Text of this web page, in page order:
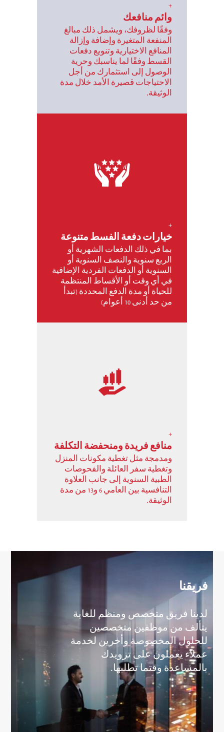
+
وائم منافعك
وفقًا لظروفك، ويشمل ذلك مبالغ
المنفعة المتغيرة وإضافة وإزالة
المنافع الاختيارية وتنويع دفعات
القسط وفقًا لما يناسبك وحرية
الوصول إلى استثمارك من أجل
الاحتياجات قصيرة الأمد خلال مدة
الوثيقة.
+
خيارات دفعة الفسط متنوعة
بما في ذلك الدفعات الشهرية أو
الربع سنوية والنصف السنوية أو
السنوية أو الدفعات الفردية الإضافية
في أي وقت أو الأقساط المنتظمة
للحياة أو مدة الدفع المحددة (تبدأ
من حد أدنى 10 أعوام)
+
منافع فريدة ومنحفضة التكلفة
ومدمجة مثل تغطية مكونات المنزل
وتغطية سفر العائلة والفحوصات
الطبية السنوية إلى جانب العلاوة
التنافسية بين العامي 6 و13 من مدة
الوثيقة.
فريقنا
لدينا فريق متخصص ومنظم للغاية
يتألف من موظفين متخصصين
للحلول المخصوصة وأخرين لخدمة
عملاء يعملون على تزويدك
بالمساعدة وقتما تطلبها.